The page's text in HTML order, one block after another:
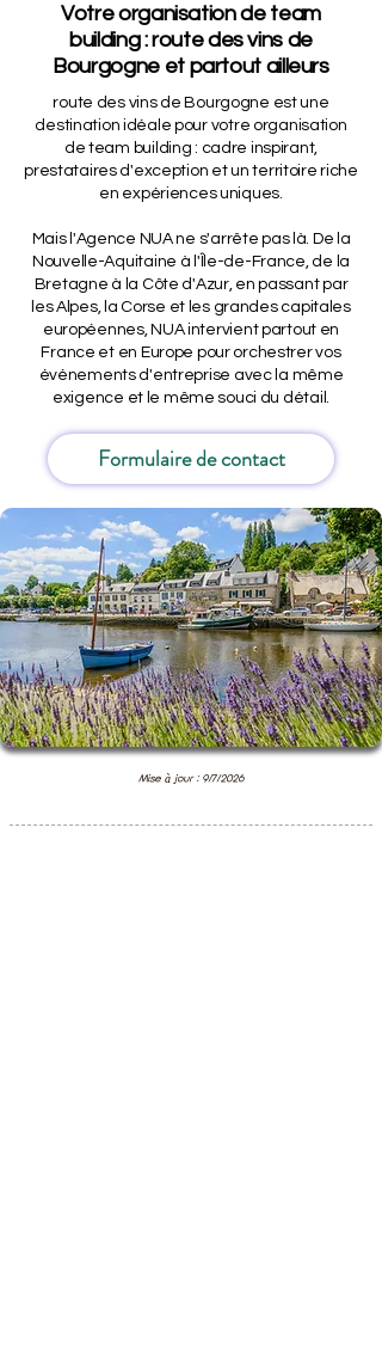
Votre organisation de team
building : route des vins de
Bourgogne et partout ailleurs
route des vins de Bourgogne est une
destination idéale pour votre organisation
de team building : cadre inspirant,
prestataires d'exception et un territoire riche
en expériences uniques.
Mais l'Agence NUA ne s'arrête pas là. De la
Nouvelle-Aquitaine à l'Île-de-France, de la
Bretagne à la Côte d'Azur, en passant par
les Alpes, la Corse et les grandes capitales
européennes, NUA intervient partout en
France et en Europe pour orchestrer vos
événements d'entreprise avec la même
exigence et le même souci du détail.
Formulaire de contact
Mise à jour : 9/7/2026